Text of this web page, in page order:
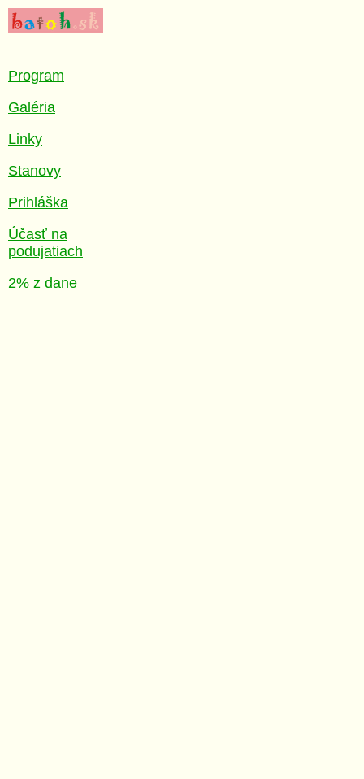
Program
Galéria
Linky
Stanovy
Prihláška
Účasť na
podujatiach
2% z dane